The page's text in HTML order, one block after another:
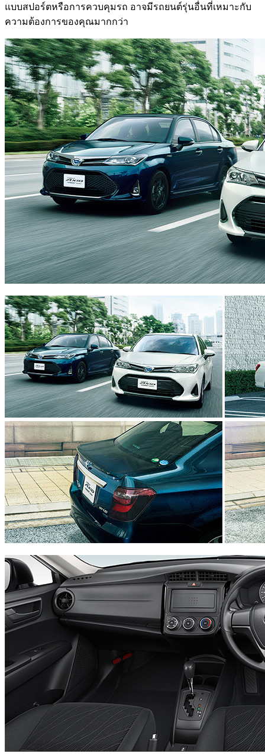
แบบสปอร์ตหรือการควบคุมรถ อาจมีรถยนต์รุ่นอื่นที่เหมาะกับ
ความต้องการของคุณมากกว่า